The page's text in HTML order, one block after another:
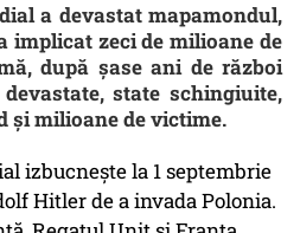
a devastat mapamondul,
implicat zeci de milioane de
după șase ani de război
state schingiuite,
și milioane de victime.
izbucnește la 1 septembrie
Hitler de a invada Polonia.